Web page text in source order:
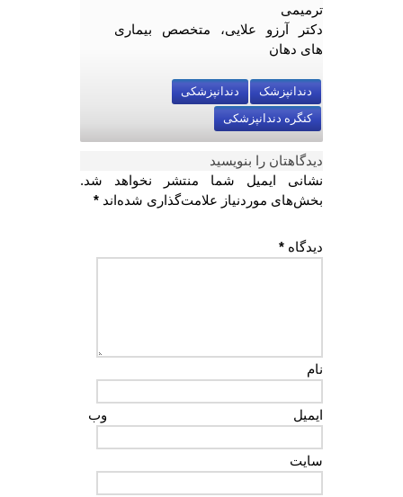
ترمیمی
دکتر آرزو علایی، متخصص بیماری
های دهان
دندانپزشک
دندانپزشکی
کنگره دندانپزشکی
دیدگاهتان را بنویسید
نشانی ایمیل شما منتشر نخواهد شد.
بخش‌های موردنیاز علامت‌گذاری شده‌اند *
دیدگاه *
نام
ایمیل وب‌
سایت